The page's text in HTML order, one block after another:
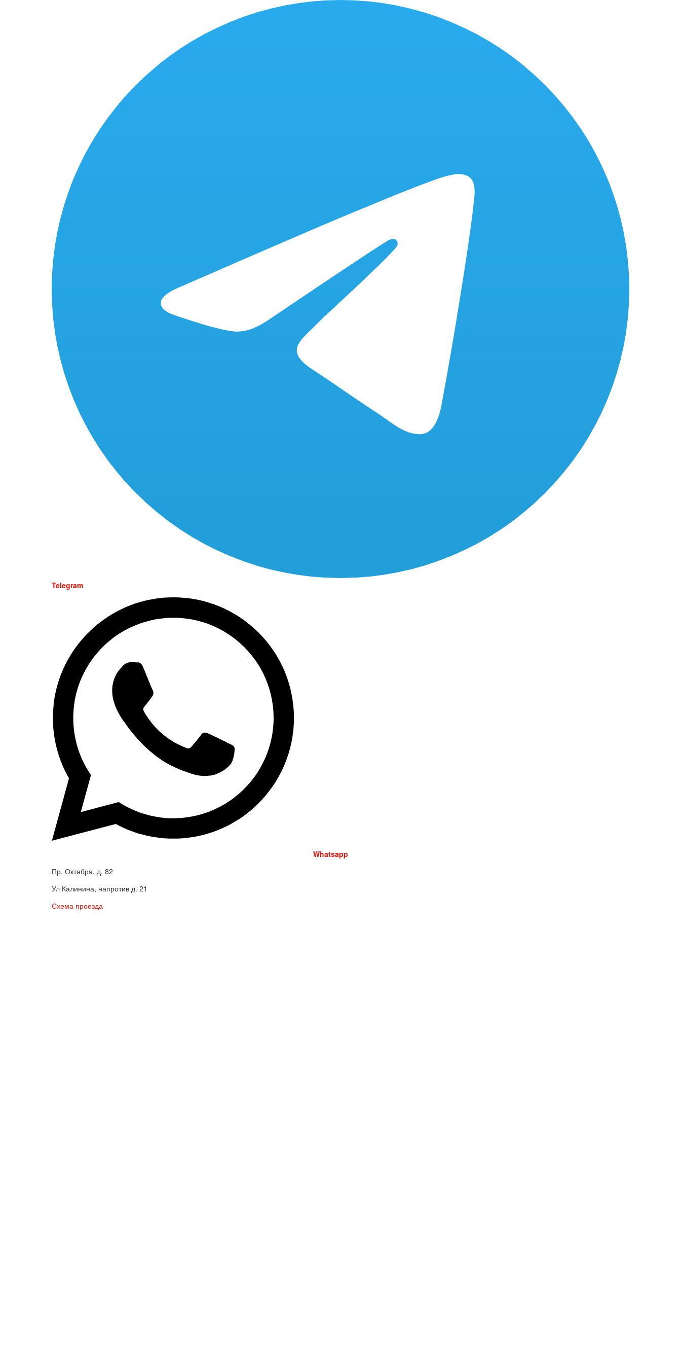
Telegram
Whatsapp
Пр. Октября, д. 82
Ул Калинина, напротив д. 21
Схема проезда